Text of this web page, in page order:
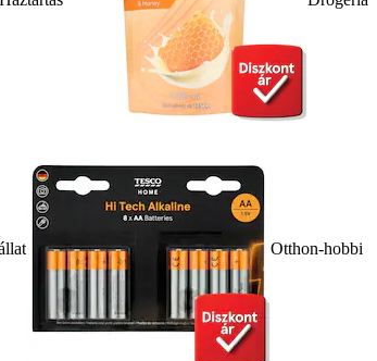
Otthon-hobbi